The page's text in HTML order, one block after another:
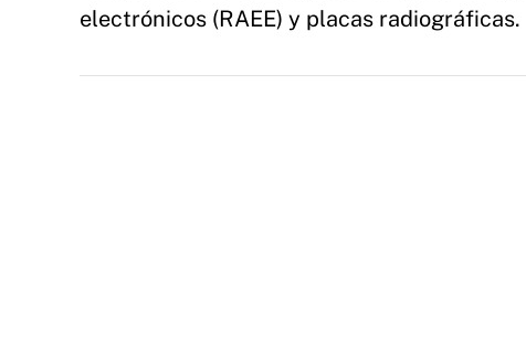
electrónicos (RAEE) y placas radiográficas.